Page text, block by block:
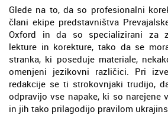
Glede na to, da so profesionalni
člani ekipe predstavništva
Oxford in da so specializirani za
lekture in korekture, tako da se
stranka, ki poseduje materiale,
omenjeni jezikovni različici. Pri
redakcije se ti strokovnjaki trudijo,
odpravijo vse napake, ki so narejene
in jih tako prilagodijo pravilom